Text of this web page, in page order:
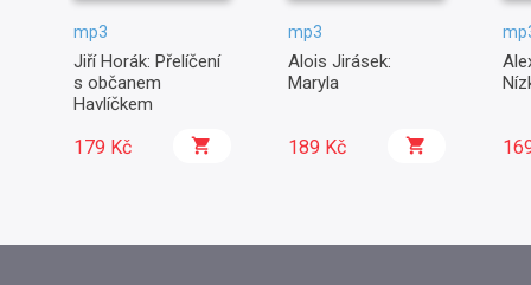
mp3
Jiří Horák: Přelíčení
s občanem
Havlíčkem
179 Kč
mp3
Alois Jirásek:
Maryla
189 Kč